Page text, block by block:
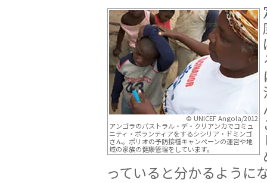
© UNICEF Angola/2012
アンゴラのパストラル・デ・クリアンカでコミュ
ニティ・ボランティアをするシシリア・ドミンゴ
さん。ポリオの予防接種キャンペーンの運営や地
域の家族の健康管理をしています。
っていると分かるように